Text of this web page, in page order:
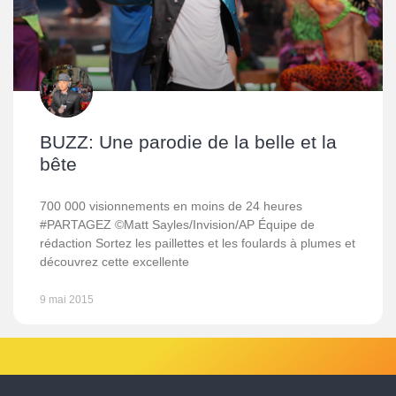
BUZZ: Une parodie de la belle et la
bête
700 000 visionnements en moins de 24 heures
#PARTAGEZ ©Matt Sayles/Invision/AP Équipe de
rédaction Sortez les paillettes et les foulards à plumes et
découvrez cette excellente
9 mai 2015